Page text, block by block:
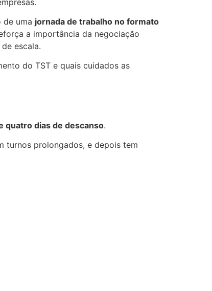
de uma jornada de trabalho no formato
a importância da negociação
escala.
do TST e quais cuidados as
quatro dias de descanso.
turnos prolongados, e depois tem